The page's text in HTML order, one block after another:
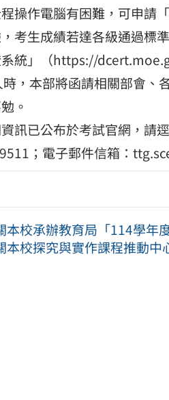
操作電腦有困難，可申請
考生成績若達各級通過標
統」（https://
，本部將函請相關部會、
。
訊已公布於考試官網，請
；電子郵件信箱：
本校承辦教育局「114學年
本校探究與實作課程推動